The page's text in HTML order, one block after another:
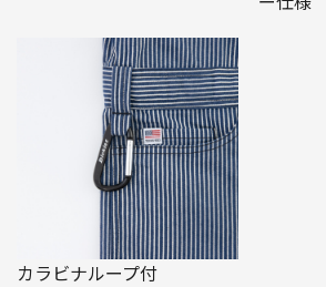
カラビナループ付